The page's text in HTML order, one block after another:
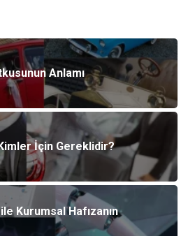
Anlamı
İçin Gereklidir?
Kurumsal Hafızanın